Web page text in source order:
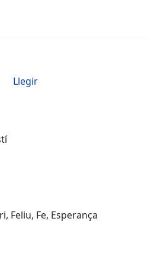
Llegir
Feliu, Fe, Esperança